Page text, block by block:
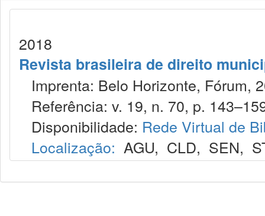
2018
Revista brasileira de direito
Imprenta: Belo Horizonte, Fórum,
Referência: v. 19, n. 70, p.
Disponibilidade: Rede Virtual de
Localização: AGU, CLD, SEN,